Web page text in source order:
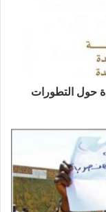
حول التطورات